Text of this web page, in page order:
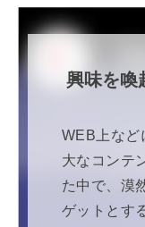
興味を喚
WEB上など
大なコンテ
た中で、漠
ゲットとす